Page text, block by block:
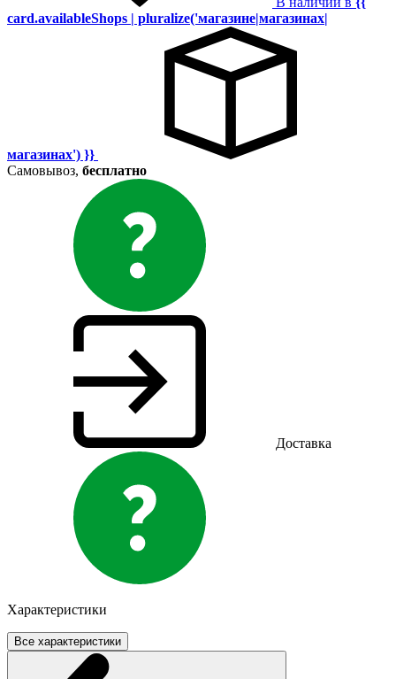
card.availableShops | pluralize('магазине|магазинах|
магазинах') }}
Самовывоз, бесплатно
Доставка
Характеристики
Все характеристики